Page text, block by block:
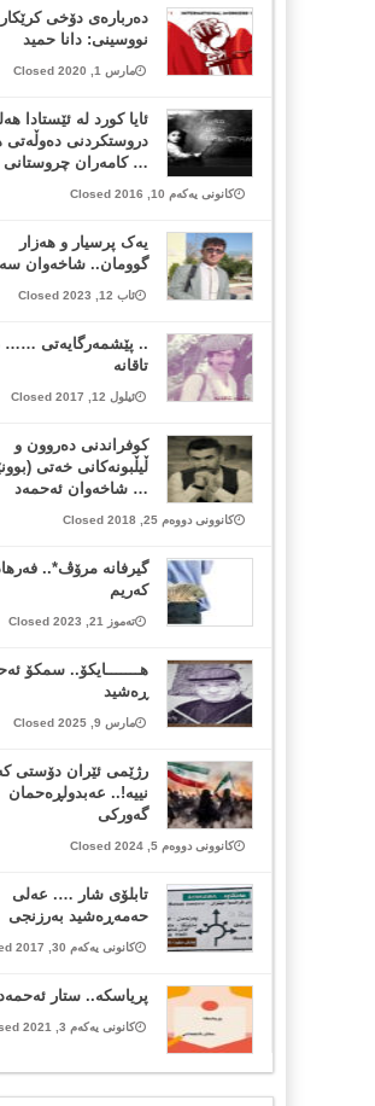
دەربارەى دۆخی
نووسینی: دانا حمید
مارس 1, 2020 Closed
ئایا کورد لە ئێستادا
دروستکردنی دەوڵەتی
… کامەران چروستانی
کانونی یەکەم 10, 2016 Closed
یەک پرسیار و هەزار
گوومان.. شاخەوان
ئاب 12, 2023 Closed
.. پێشمه‌رگایه‌تی ……
تاقانە
ئیلول 12, 2017 Closed
كوفراندنی ده‌روون و
ڵیڵبونه‌كانی خه‌تی
… شاخه‌وان ئه‌حمه‌د
کانوونی دووەم 25, 2018 Closed
گیرفانه‌ مرۆڤ*..
کەریم
تەموز 21, 2023 Closed
هـــــــایکۆ.. سمکۆ
ڕەشید
مارس 9, 2025 Closed
رژێمی ئێران دۆستی
نییە!.. عەبدولڕەحمان
گەورکی
کانوونی دووەم 5, 2024 Closed
تابلۆی شار …. عەلی
حەمەڕەشید بەرزنجی
کانونی یەکەم 30, 2017 Closed
پریاسكه‌.. ستار
کانونی یەکەم 3, 2021 Closed